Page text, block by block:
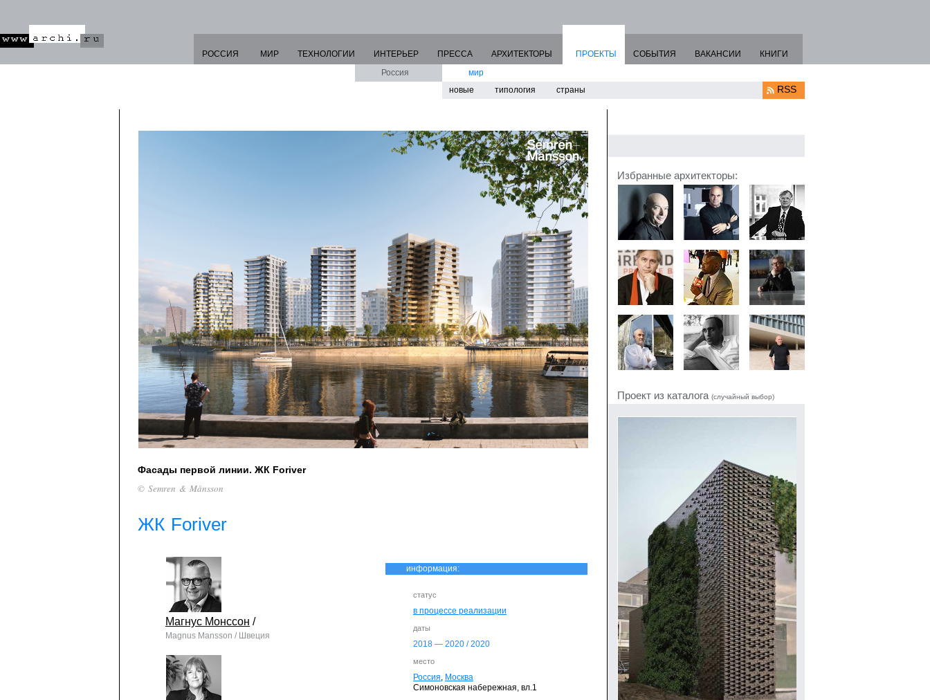
РОССИЯ МИР ТЕХНОЛОГИИ ИНТЕРЬЕР ПРЕССА АРХИТЕКТОРЫ
ПРОЕКТЫ
Россия
мир
новые
типология страны
СОБЫТИЯ ВАКАНСИИ КНИГИ
RSS
Фасады первой линии. ЖК Foriver
© Semren & Månsson
ЖК Foriver
информация:
статус
в процессе реализации
даты
2018 — 2020 /2020
место
Россия, Москва
Симоновская набережная, вл.1
Магнус Монссон /
Magnus Mansson / Швеция
Избранные архитекторы:
Проект из каталога (случайный выбор)